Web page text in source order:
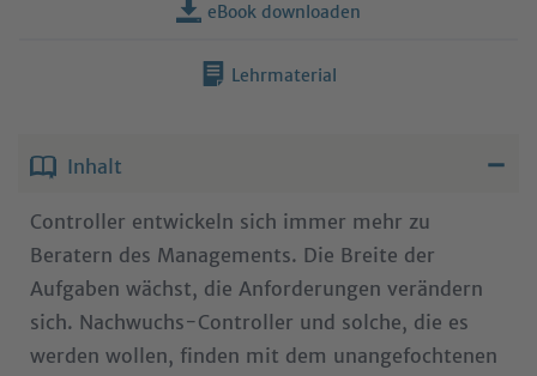
eBook downloaden
Lehrmaterial
Inhalt
Controller entwickeln sich immer mehr zu
Beratern des Managements. Die Breite der
Aufgaben wächst, die Anforderungen verändern
sich. Nachwuchs-Controller und solche, die es
werden wollen, finden mit dem unangefochtenen